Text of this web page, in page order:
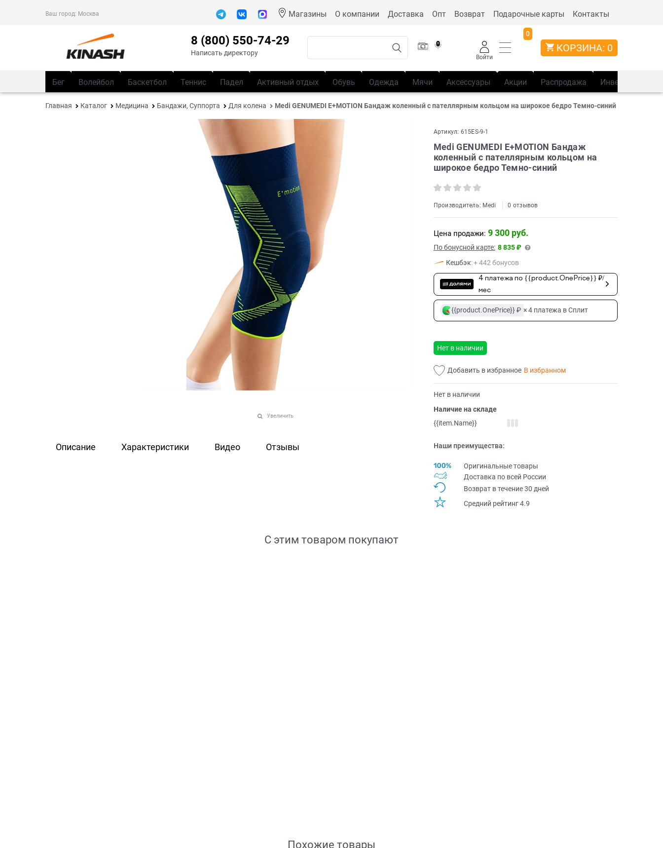
Ваш город: Москва Магазины О компании Доставка Опт Возврат Подарочные карты Контакты
8 (800) 550-74-29
Написать директору
Войти
0
КОРЗИНА: 0
Бег Волейбол Баскетбол Теннис Падел Активный отдых Обувь Одежда Мячи Аксессуары Акции Распродажа Инвентарь
Главная Каталог Медицина Бандажи, Суппорта Для колена Medi GENUMEDI E+MOTION Бандаж коленный с пателлярным кольцом на широкое бедро Темно-синий
Увеличить
Описание Характеристики Видео Отзывы
Артикул: 615ES-9-1
Medi GENUMEDI E+MOTION Бандаж
коленный с пателлярным кольцом на
широкое бедро Темно-синий
Производитель: Medi 0 отзывов
Цена продажи: 9 300 руб.
По бонусной карте: 8 835 ₽
Кешбэк:+ 442 бонусов
4 платежа по {{product.OnePrice}} ₽/
мес
{{product.OnePrice}} ₽ × 4 платежа в Сплит
Нет в наличии
Добавить в избранное В избранном
Нет в наличии
Наличие на складе
{{item.Name}}
Наши преимущества:
Оригинальные товары
Доставка по всей Pоссии
Возврат в течение 30 дней
Средний рейтинг 4.9
С этим товаром покупают
Похожие товары